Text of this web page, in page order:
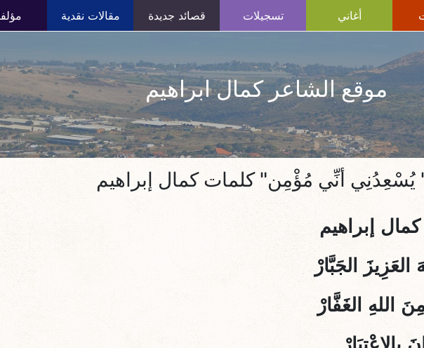
أغاني تسجيلات قصائد جديدة مقالات نقدية
موقع الشاعر كمال ابراهيم
يُسْعِدُنِي أنِّي مُؤْمِن" كلمات كمال إبراهيم
إبراهيم
الجَبَّارْ
اللهِ الغَفَّارْ